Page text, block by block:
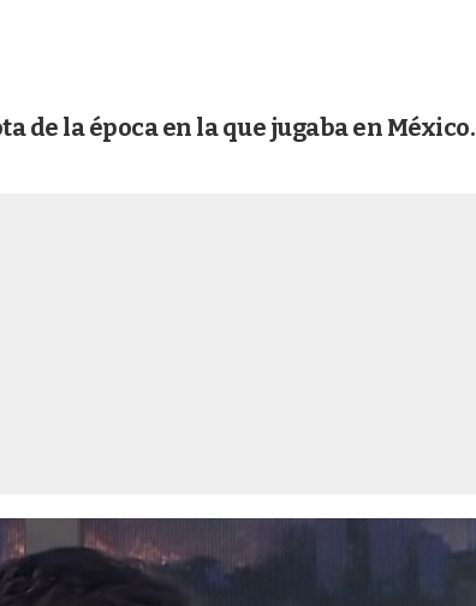
de la época en la que jugaba en México.